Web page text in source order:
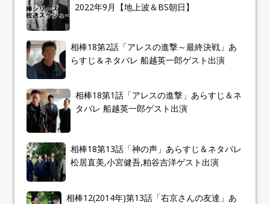
2022年9月【地上波＆BS朝日】
相棒18第2話「アレスの進撃～最終決戦」あ
らすじ＆ネタバレ 船越英一郎ゲスト出演
相棒18第1話「アレスの進撃」あらすじ＆ネ
タバレ 船越英一郎ゲスト出演
相棒18第13話「神の声」あらすじ＆ネタバレ
松居直美,小宮健吾,粕谷吉洋ゲスト出演
相棒12(2014年)第13話「右京さんの友達」あ